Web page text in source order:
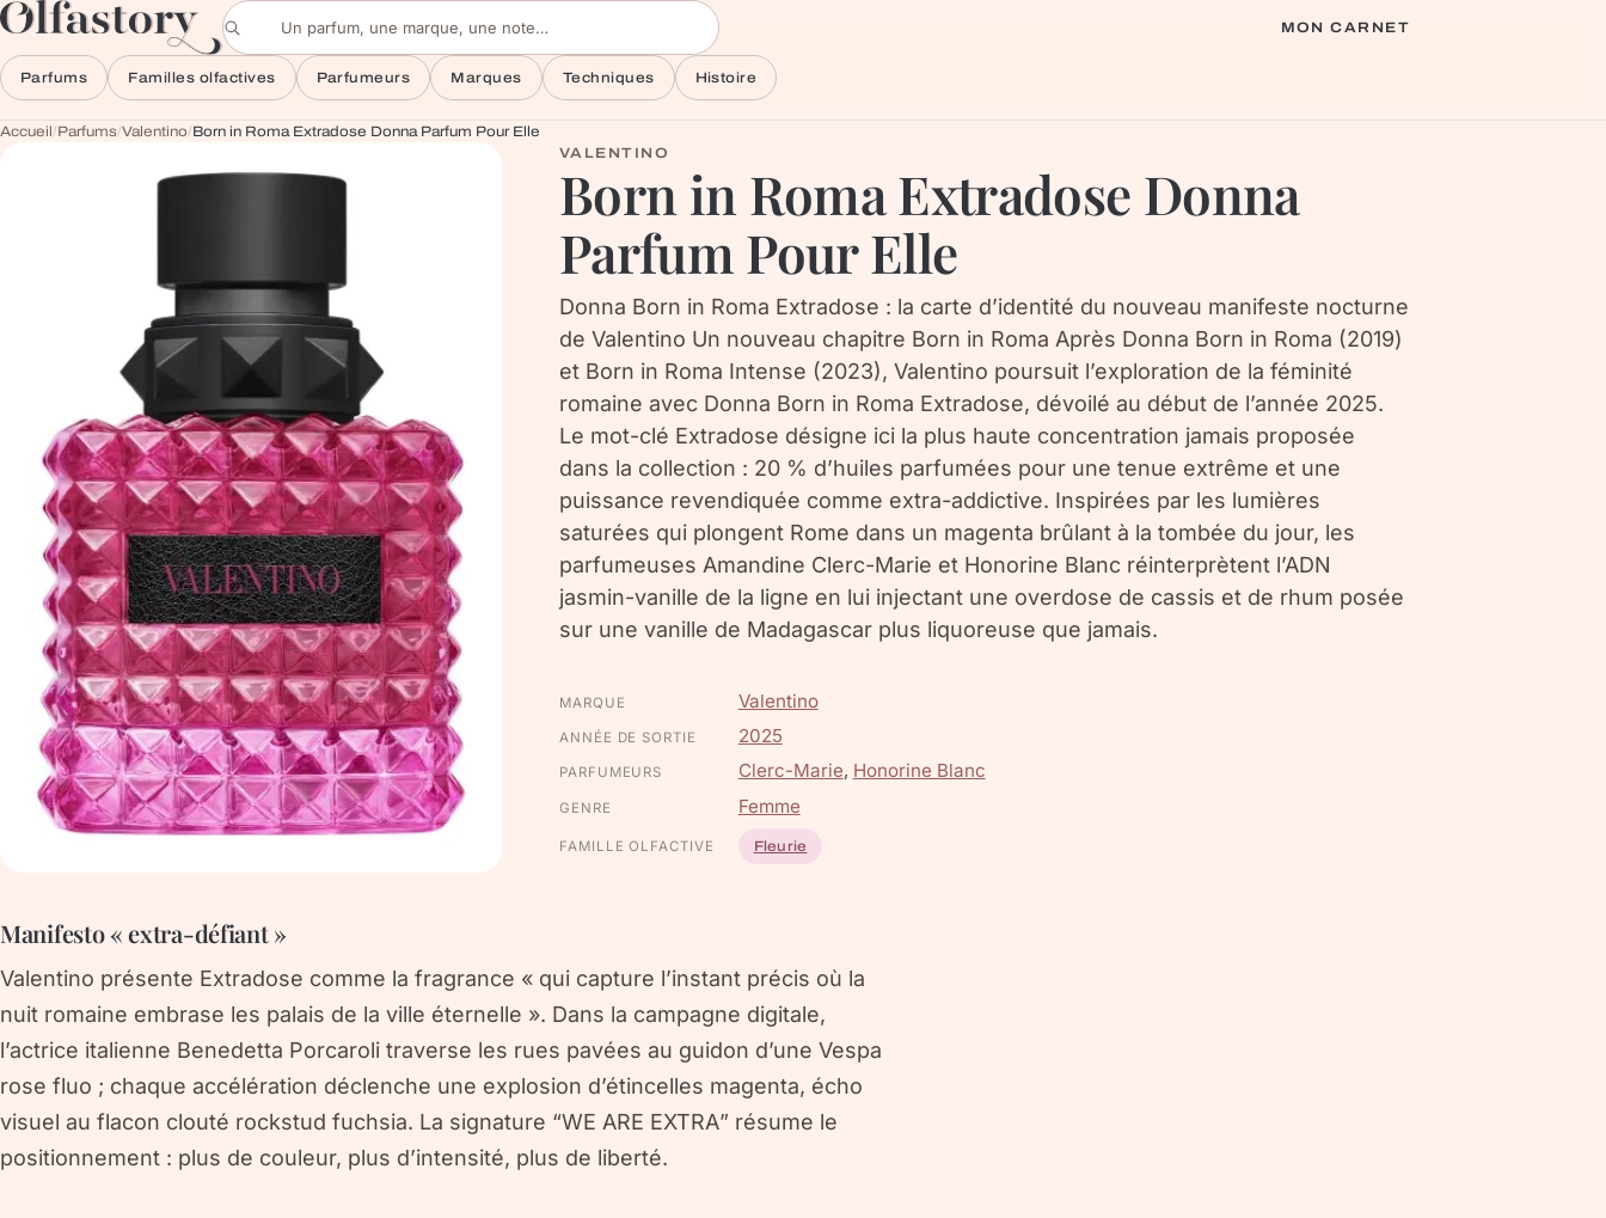
Aller au contenu
Rechercher un parfum
MON CARNET
Parfums Familles olfactives Parfumeurs Marques Techniques Histoire
Accueil/Parfums/Valentino/Born in Roma Extradose Donna Parfum Pour Elle
VALENTINO
Born in Roma Extradose Donna
Parfum Pour Elle
Donna Born in Roma Extradose : la carte d’identité du nouveau manifeste nocturne
de Valentino Un nouveau chapitre Born in Roma Après Donna Born in Roma (2019)
et Born in Roma Intense (2023), Valentino poursuit l’exploration de la féminité
romaine avec Donna Born in Roma Extradose, dévoilé au début de l’année 2025.
Le mot-clé Extradose désigne ici la plus haute concentration jamais proposée
dans la collection : 20 % d’huiles parfumées pour une tenue extrême et une
puissance revendiquée comme extra-addictive. Inspirées par les lumières
saturées qui plongent Rome dans un magenta brûlant à la tombée du jour, les
parfumeuses Amandine Clerc-Marie et Honorine Blanc réinterprètent l’ADN
jasmin-vanille de la ligne en lui injectant une overdose de cassis et de rhum posée
sur une vanille de Madagascar plus liquoreuse que jamais.
MARQUE Valentino
ANNÉE DE SORTIE 2025
PARFUMEURS Clerc-Marie, Honorine Blanc
GENRE Femme
FAMILLE OLFACTIVE Fleurie
Manifesto « extra-défiant »
Valentino présente Extradose comme la fragrance « qui capture l’instant précis où la
nuit romaine embrase les palais de la ville éternelle ». Dans la campagne digitale,
l’actrice italienne Benedetta Porcaroli traverse les rues pavées au guidon d’une Vespa
rose fluo ; chaque accélération déclenche une explosion d’étincelles magenta, écho
visuel au flacon clouté rockstud fuchsia. La signature “WE ARE EXTRA” résume le
positionnement : plus de couleur, plus d’intensité, plus de liberté.